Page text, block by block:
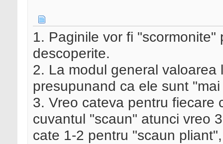
1. Paginile vor fi
descoperite.
2. La modul general
presupunand ca ele sunt
3. Vreo cateva pentru fiecare
cuvantul "scaun" atunci vreo
cate 1-2 pentru "scaun